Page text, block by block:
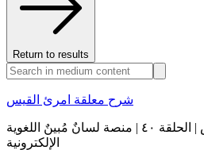
Return to results
شرح معلقة امرئ القيس
شرح معلقة امرئ القيس | الحلقة ٤۰ | منصة لسانٌ مُبينٌ اللغوية
الإلكترونية